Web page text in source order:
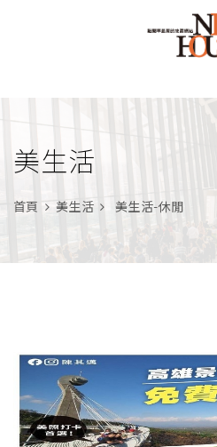
美生活
首頁 美生活 美生活-休閒